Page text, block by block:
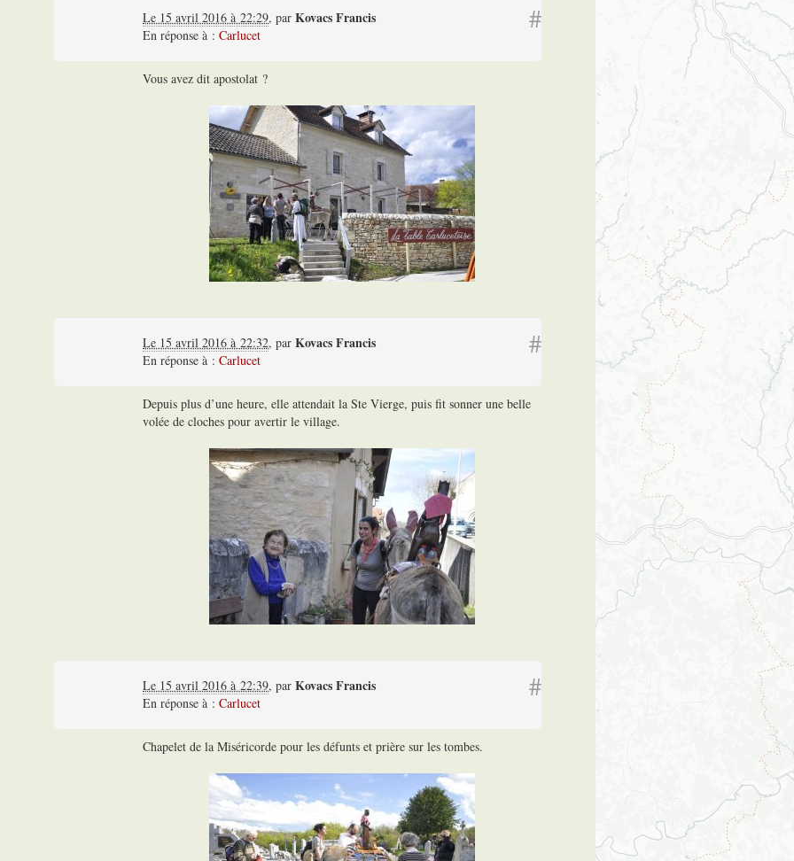
#
Le 15 avril 2016 à 22:29, par Kovacs Francis
En réponse à : Carlucet
Vous avez dit apostolat ?
#
Le 15 avril 2016 à 22:32, par Kovacs Francis
En réponse à : Carlucet
Depuis plus d’une heure, elle attendait la Ste Vierge, puis fit sonner une belle
volée de cloches pour avertir le village.
#
Le 15 avril 2016 à 22:39, par Kovacs Francis
En réponse à : Carlucet
Chapelet de la Miséricorde pour les défunts et prière sur les tombes.